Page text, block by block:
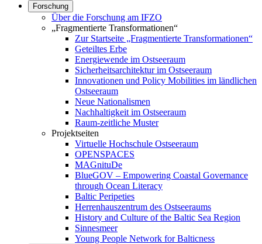
Forschung
Über die Forschung am IFZO
„Fragmentierte Transformationen“
Zur Startseite „Fragmentierte Transformationen“
Geteiltes Erbe
Energiewende im Ostseeraum
Sicherheitsarchitektur im Ostseeraum
Innovationen und Policy Mobilities im ländlichen
Ostseeraum
Neue Nationalismen
Nachhaltigkeit im Ostseeraum
Raum-zeitliche Muster
Projektseiten
Virtuelle Hochschule Ostseeraum
OPENSPACES
MAGnituDe
BlueGOV – Empowering Coastal Governance
through Ocean Literacy
Baltic Peripeties
Herrenhauszentrum des Ostseeraums
History and Culture of the Baltic Sea Region
Sinnesmeer
Young People Network for Balticness